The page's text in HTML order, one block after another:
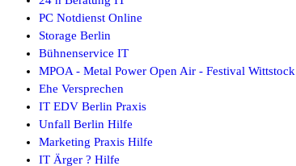
PC Notdienst Online
Storage Berlin
Bühnenservice IT
MPOA - Metal Power Open Air - Festival Wittstock
Ehe Versprechen
IT EDV Berlin Praxis
Unfall Berlin Hilfe
Marketing Praxis Hilfe
IT Ärger ? Hilfe